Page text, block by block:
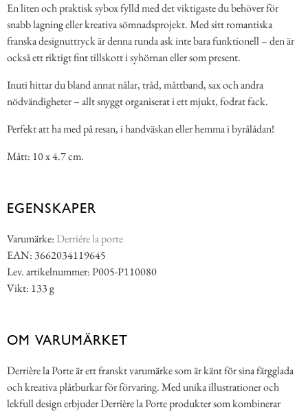
En liten och praktisk sybox fylld med det viktigaste du behöver för
snabb lagning eller kreativa sömnadsprojekt. Med sitt romantiska
franska designuttryck är denna runda ask inte bara funktionell – den är
också ett riktigt fint tillskott i syhörnan eller som present.
Inuti hittar du bland annat nålar, tråd, måttband, sax och andra
nödvändigheter – allt snyggt organiserat i ett mjukt, fodrat fack.
Perfekt att ha med på resan, i handväskan eller hemma i byrålådan!
Mått: 10 x 4.7 cm.
EGENSKAPER
Varumärke: Derriére la porte
EAN: 3662034119645
Lev. artikelnummer: P005-P110080
Vikt: 133 g
OM VARUMÄRKET
Derrière la Porte är ett franskt varumärke som är känt för sina färgglada
och kreativa plåtburkar för förvaring. Med unika illustrationer och
lekfull design erbjuder Derrière la Porte produkter som kombinerar